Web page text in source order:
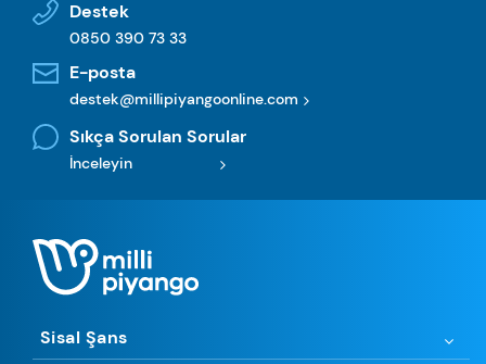
Destek
0850 390 73 33
E-posta
destek@millipiyangoonline.com
Sıkça Sorulan Sorular
İnceleyin
Sisal Şans